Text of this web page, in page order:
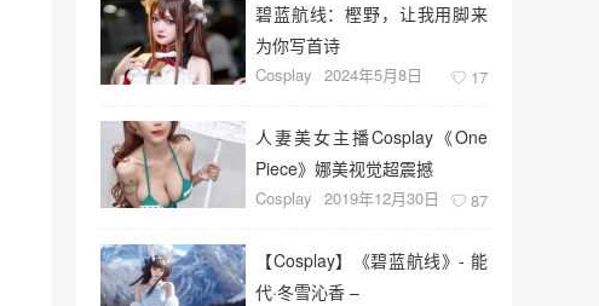
碧蓝航线：樫野，让我用脚来
为你写首诗
Cosplay 2024年5月8日 17
人妻美女主播Cosplay《One
Piece》娜美视觉超震撼
Cosplay 2019年12月30日 87
【Cosplay】《碧蓝航线》- 能
代·冬雪沁香 –